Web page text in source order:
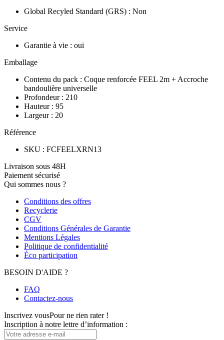
Global Recyled Standard (GRS) : Non
Service
Garantie à vie : oui
Emballage
Contenu du pack : Coque renforcée FEEL 2m + Accroche
bandoulière universelle
Profondeur : 210
Hauteur : 95
Largeur : 20
Référence
SKU : FCFEELXRN13
Livraison sous 48H
Paiement sécurisé
Qui sommes nous ?
Conditions des offres
Recyclerie
CGV
Conditions Générales de Garantie
Mentions Légales
Politique de confidentialité
Éco participation
BESOIN D'AIDE ?
FAQ
Contactez-nous
Inscrivez vousPour ne rien rater !
Inscription à notre lettre d’information :